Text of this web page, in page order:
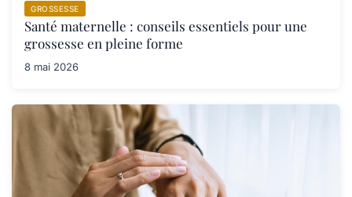
GROSSESSE
Santé maternelle : conseils essentiels pour une
grossesse en pleine forme
8 mai 2026